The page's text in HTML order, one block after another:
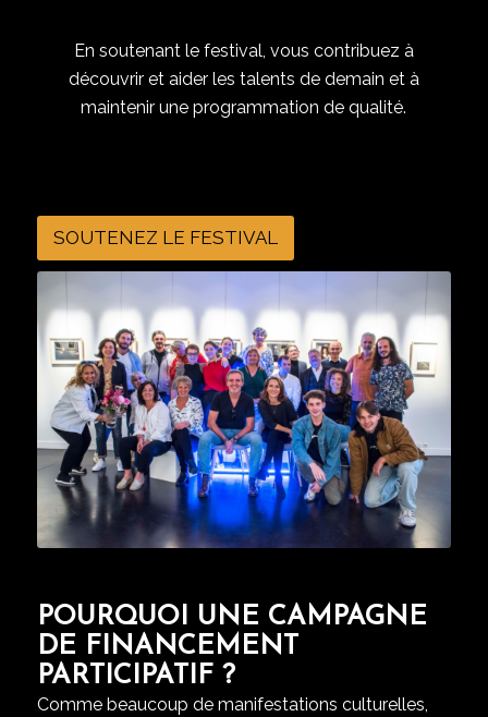
En soutenant le festival, vous contribuez à
découvrir et aider les talents de demain et à
maintenir une programmation de qualité.
SOUTENEZ LE FESTIVAL
POURQUOI UNE CAMPAGNE
DE FINANCEMENT
PARTICIPATIF ?
Comme beaucoup de manifestations culturelles,